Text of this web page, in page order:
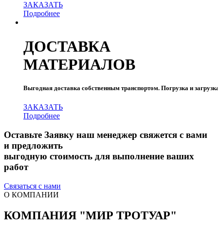
ЗАКАЗАТЬ
Подробнее
ДОСТАВКА
МАТЕРИАЛОВ
Выгодная доставка собственным транспортом. Погрузка и
ЗАКАЗАТЬ
Подробнее
Оставьте Заявку наш менеджер свяжется с вами
и предложить
выгодную стоимость для выполнение ваших
работ
Связаться с нами
О КОМПАНИИ
КОМПАНИЯ "МИР ТРОТУАР"